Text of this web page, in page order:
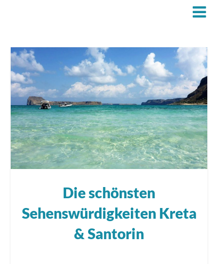
Die schönsten
Sehenswürdigkeiten Kreta
& Santorin